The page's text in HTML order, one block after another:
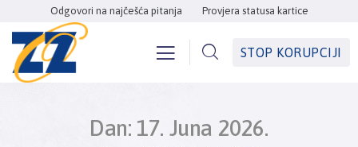
Odgovori na najčešća pitanja Provjera statusa kartice
STOP KORUPCIJI
Dan: 17. Juna 2026.